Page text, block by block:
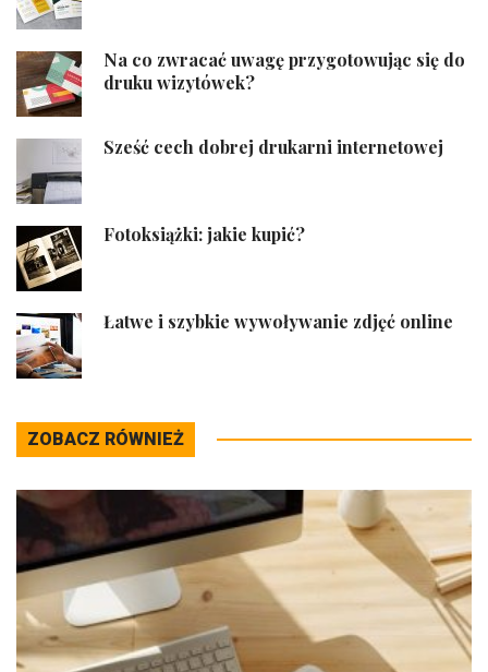
Na co zwracać uwagę przygotowując się do
druku wizytówek?
Sześć cech dobrej drukarni internetowej
Fotoksiążki: jakie kupić?
Łatwe i szybkie wywoływanie zdjęć online
ZOBACZ RÓWNIEŻ